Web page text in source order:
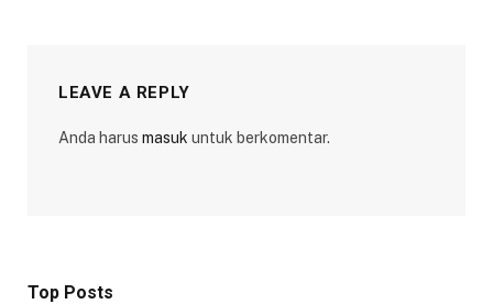
LEAVE A REPLY
Anda harus masuk untuk berkomentar.
Top Posts